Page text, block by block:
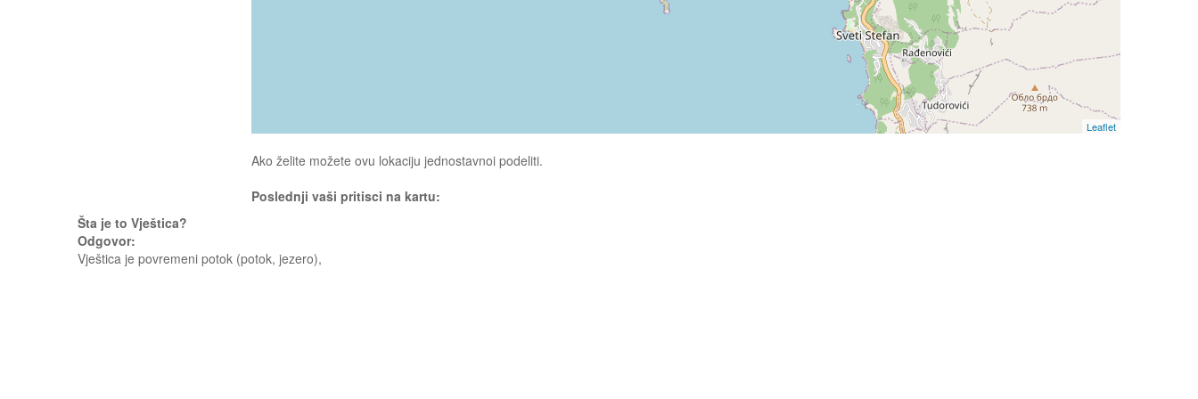
Leaflet
Ako želite možete ovu lokaciju jednostavnoi podeliti.
Poslednji vaši pritisci na kartu:
Šta je to Vještica?
Odgovor:
Vještica je povremeni potok (potok, jezero),